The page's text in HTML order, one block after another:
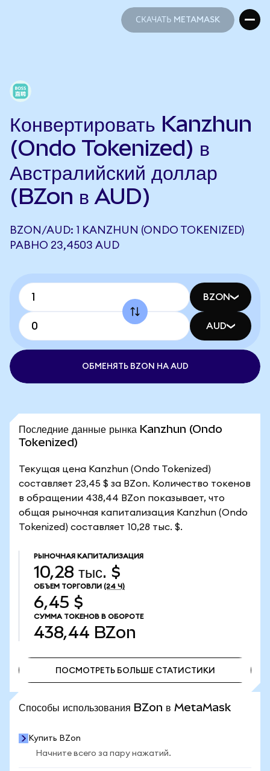
СКАЧАТЬ METAMASK
Конвертировать Kanzhun
(Ondo Tokenized) в
Австралийский доллар
(BZon в AUD)
BZON/AUD: 1 KANZHUN (ONDO TOKENIZED)
РАВНО 23,4503 AUD
BZON
AUD
ОБМЕНЯТЬ BZON НА AUD
Последние данные рынка Kanzhun (Ondo
Tokenized)
Текущая цена Kanzhun (Ondo Tokenized)
составляет 23,45 $ за BZon. Количество токенов
в обращении 438,44 BZon показывает, что
общая рыночная капитализация Kanzhun (Ondo
Tokenized) составляет 10,28 тыс. $.
РЫНОЧНАЯ КАПИТАЛИЗАЦИЯ
10,28 тыс. $
ОБЪЕМ ТОРГОВЛИ (24 Ч)
6,45 $
СУММА ТОКЕНОВ В ОБОРОТЕ
438,44 BZon
ПОСМОТРЕТЬ БОЛЬШЕ СТАТИСТИКИ
Способы использования BZon в MetaMask
Купить BZon
Начните всего за пару нажатий.